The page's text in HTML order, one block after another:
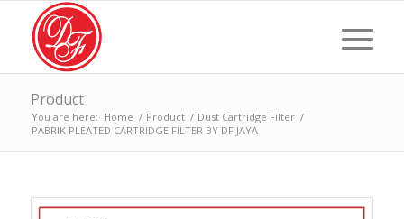
Product
You are here: Home / Product / Dust Cartridge Filter /
PABRIK PLEATED CARTRIDGE FILTER BY DF JAYA